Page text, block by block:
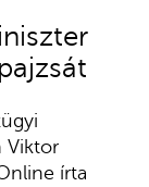
Viktor
írta